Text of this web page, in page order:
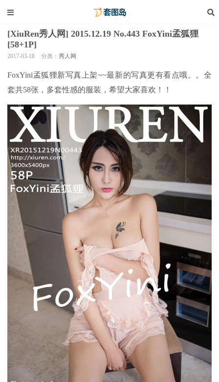
[XiuRen秀人网] 2015.12.19 No.443 FoxYini孟狐狸
[58+1P]
2017-03-18 分类： 秀人网
FoxYini孟狐狸新写真上架~~最新的写真更有看点哦。。全
套共58张，多套性感的服装，希望大家喜欢！！